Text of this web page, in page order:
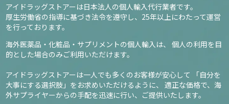
アイドラッグストアーは日本法人の個人輸入代行業者です。
厚生労働省の指導に基づき法令を遵守し、 25年以上にわたって運営
を行っております。
海外医薬品・化粧品・サプリメントの個人輸入は、 個人の利用を目
的とした場合のみご利用いただけます。
アイドラッグストアーは一人でも多くのお客様が安心して
「自分を
大事にする選択肢」をお求めいただけるように、 適正な価格で、海
外サプライヤーからの手配を迅速に行い、ご提供いたします。